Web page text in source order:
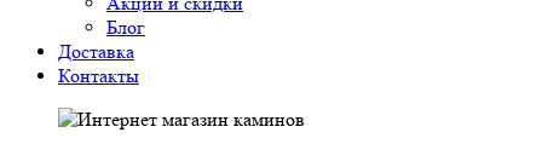
Блог
Доставка
Контакты